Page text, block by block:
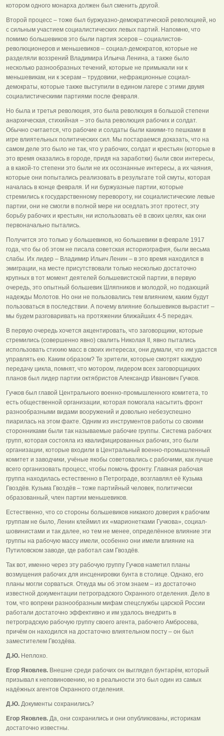
котором одного монарха должен был сменить другой.
Второй процесс – тоже был буржуазно-демократической революцией, но
с сильным участием социалистических левых партий. Напомню, что
помимо большевиков это были партия эсеров – социалистов-
революционеров и меньшевиков – социал-демократов, которые не
разделяли воззрений Владимира Ильича Ленина, а также было
несколько разнообразных течений, которые не примыкали ни к
меньшевикам, ни к эсерам – трудовики, нефракционные социал-
демократы, которые также выступили в едином лагере с этими двумя
социалистическими партиями после февраля.
Но была и третья революция, это была революция в большой степени
анархическая, стихийная – это была революция рабочих и солдат.
Обычно считается, что рабочие и солдаты были какими-то пешками в
игре влиятельных политических сил. Мы постараемся доказать, что на
самом деле это было не так, что у рабочих, солдат и крестьян (которые в
это время оказались в городе, придя на заработки) были свои интересы,
а в какой-то степени это были не их осознанные интересы, а их чаяния,
которые они попытались реализовать в результате той смуты, которая
началась в конце февраля. И ни буржуазные партии, которые
стремились к государственному перевороту, ни социалистические левые
партии, они не смогли в полной мере ни оседлать этот протест, эту
борьбу рабочих и крестьян, ни использовать её в своих целях, как они
первоначально пытались.
Получится это только у большевиков, но большевики в феврале 1917
года, что бы об этом не писала советская историография, были весьма
слабы. Их лидер – Владимир Ильич Ленин – в это время находился в
эмиграции, на месте присутствовали только несколько достаточно
крупных в тот момент деятелей большевистской партии, в первую
очередь, это опытный большевик Шляпников и молодой, но подающий
надежды Молотов. Но они не пользовались тем влиянием, каким будут
пользоваться в последствии. А почему влияние большевиков вырастит –
мы будем разговаривать на протяжении ближайших 4-5 передач.
В первую очередь хочется акцентировать, что заговорщики, которые
стремились (совершенно явно) свалить Николая II, явно пытались
использовать стихию масс в своих интересах, они думали, что им удастся
управлять ею. Каким образом? Те зрители, которые смотрят каждую
передачу цикла, помнят, что мотором, лидером всех заговорщицких
планов был лидер партии октябристов Александр Иванович Гучков.
Гучков был главой Центрального военно-промышленного комитета, то
есть общественной организации, которая помогала насытить фронт
разнообразными видами вооружений и довольно небезуспешно
пиарилась на этом факте. Одним из инструментов работы со своими
сторонниками были так называемые рабочие группы. Система рабочих
групп, которая состояла из квалифицированных рабочих, это были
организации, которые входили в Центральный военно-промышленный
комитет и заводчики, учёные якобы советовались с рабочими, как лучше
всего организовать процесс, чтобы помочь фронту. Главная рабочая
группа находилась естественно в Петрограде, возглавлял её Кузьма
Гвоздёв. Кузьма Гвоздёв – тоже партийный человек, политически
образованный, член партии меньшевиков.
Естественно, что со стороны большевиков никакого доверия к рабочим
группам не было, Ленин клеймил их «марионетками Гучкова», социал-
шовинистами и так далее, но тем не менее, определённое влияние эти
группы на рабочую массу имели, особенно они имели влияние на
Путиловском заводе, где работал сам Гвоздёв.
Так вот, именно через эту рабочую группу Гучков наметил планы
возмущения рабочих для инсценировки бунта в столице. Однако, его
планы могли сорваться. Откуда мы об этом знаем – из достаточно
известной документации петроградского Охранного отделения. Дело в
том, что вопреки разнообразным мифам спецслужбы царской России
работали достаточно эффективно и им удалось внедрить в
петроградскую рабочую группу своего агента, рабочего Амбросева,
причём он находился на достаточно влиятельном посту – он был
заместителем Гвоздёва.
Д.Ю. Неплохо.
Егор Яковлев. Внешне среди рабочих он выглядел бунтарём, который
призывал к неповиновению, но в реальности это был один из самых
надёжных агентов Охранного отделения.
Д.Ю. Документы сохранились?
Егор Яковлев. Да, они сохранились и они опубликованы, историкам
достаточно известны.